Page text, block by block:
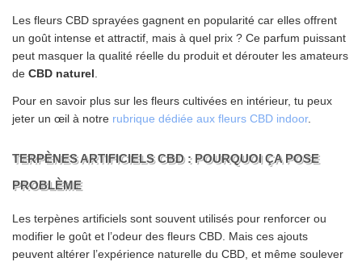
Les fleurs CBD sprayées gagnent en popularité car elles offrent
un goût intense et attractif, mais à quel prix ? Ce parfum puissant
peut masquer la qualité réelle du produit et dérouter les amateurs
de CBD naturel
Pour en savoir plus sur les fleurs cultivées en intérieur, tu peux
jeter un œil à notre rubrique dédiée aux fleurs CBD indoor.
TERPÈNES ARTIFICIELS CBD : POURQUOI ÇA POSE
PROBLÈME
Les terpènes artificiels sont souvent utilisés pour renforcer ou
modifier le goût et l’odeur des fleurs CBD. Mais ces ajouts
peuvent altérer l’expérience naturelle du CBD, et même soulever